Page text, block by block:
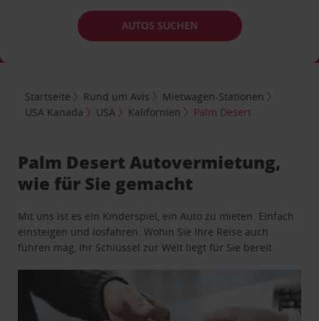
AUTOS SUCHEN
Startseite Rund um Avis
Mietwagen-Stationen
USA Kanada
USA Kalifornien Palm Desert
Palm Desert Autovermietung,
wie für Sie gemacht
Mit uns ist es ein Kinderspiel, ein Auto zu mieten. Einfach
einsteigen und losfahren. Wohin Sie Ihre Reise auch
führen mag, Ihr Schlüssel zur Welt liegt für Sie bereit.